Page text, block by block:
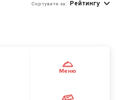
Сортувати за: Рейтингу
Меню